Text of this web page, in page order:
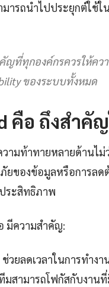
ารถนำไปประยุกต์ใช้
ญที่ทุกองค์กรควรให้คว
ของระบบทั้งหมด
คือ ถึงสำคั
มท้าทายหลายด้านไม่
ของข้อมูลหรือการลด
ระสิทธิภาพ
มีความสำคัญ:
ช่วยลดเวลาในการทำง
สามารถโฟกัสกับงานที่